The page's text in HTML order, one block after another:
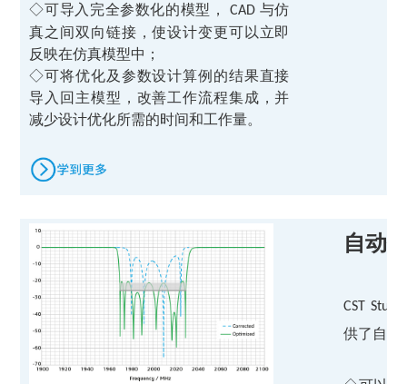
◇可导入完全参数化的模型， CAD 与仿
真之间双向链接，使设计变更可以立即
反映在仿真模型中；
◇可将优化及参数设计算例的结果直接
导入回主模型，改善工作流程集成，并
减少设计优化所需的时间和工作量。
自动
CST
供了自动